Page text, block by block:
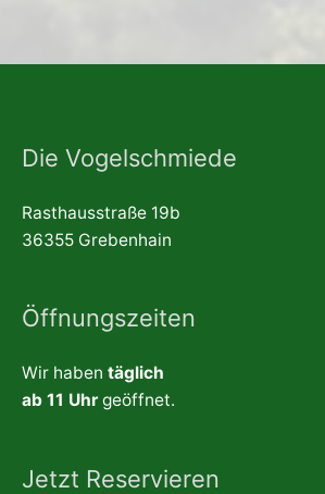
Die Vogelschmiede
Rasthausstraße 19b
36355 Grebenhain
Öffnungszeiten
Wir haben täglich
ab 11 Uhr geöffnet.
Jetzt Reservieren